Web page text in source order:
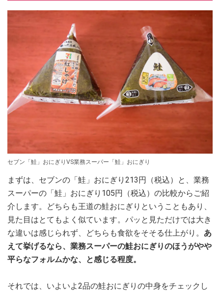
セブン「鮭」おにぎりVS業務スーパー「鮭」おにぎり
まずは、セブンの「鮭」おにぎり213円（税込）と、業務
スーパーの「鮭」おにぎり105円（税込）の比較からご紹
介します。どちらも王道の鮭おにぎりということもあり、
見た目はとてもよく似ています。パッと見ただけでは大き
な違いは感じられず、どちらも食欲をそそる仕上がり。 あ
えて挙げるなら、業務スーパーの鮭おにぎりのほうがやや
平らなフォルムかな、と感じる程度。
それでは、いよいよ2品の鮭おにぎりの中身をチェックし